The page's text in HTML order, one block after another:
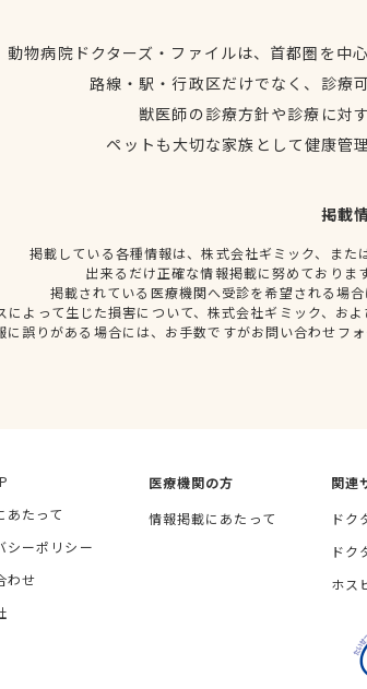
動物病院ドクターズ・ファイルは、首都圏を中
路線・駅・行政区だけでなく、診療
獣医師の診療方針や診療に対
ペットも大切な家族として健康管
掲載
掲載している各種情報は、株式会社ギミック、ま
出来るだけ正確な情報掲載に努めており
掲載されている医療機関へ受診を希望される場
によって生じた損害について、株式会社ギミック、お
に誤りがある場合には、お手数ですがお問い合わせフ
あたって
シーポリシー
わせ
医療機関の方
情報掲載にあたって
関連
ドク
ドク
ホス